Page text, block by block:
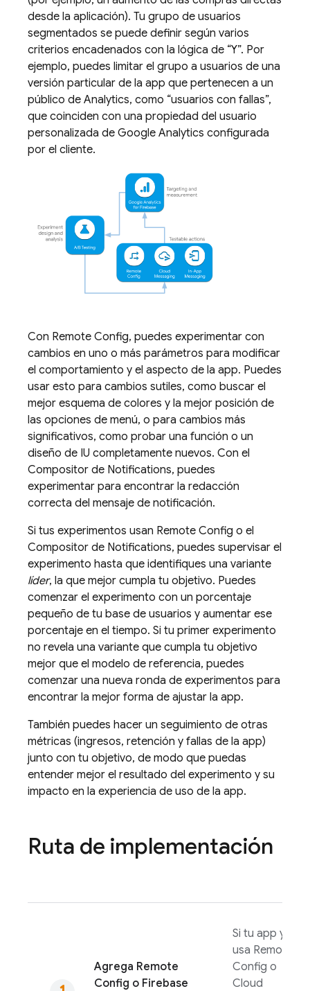
desde la aplicación). Tu grupo de usuarios
segmentados se puede definir según varios
criterios encadenados con la lógica de “Y”. Por
ejemplo, puedes limitar el grupo a usuarios de una
versión particular de la app que pertenecen a un
público de Analytics, como “usuarios con fallas”,
que coinciden con una propiedad del usuario
personalizada de Google Analytics configurada
por el cliente.
Con Remote Config, puedes experimentar con
cambios en uno o más parámetros para modificar
el comportamiento y el aspecto de la app. Puedes
usar esto para cambios sutiles, como buscar el
mejor esquema de colores y la mejor posición de
las opciones de menú, o para cambios más
significativos, como probar una función o un
diseño de IU completamente nuevos. Con el
Compositor de Notifications, puedes
experimentar para encontrar la redacción
correcta del mensaje de notificación.
Si tus experimentos usan Remote Config o el
Compositor de Notifications, puedes supervisar el
experimento hasta que identifiques una variante
líder, la que mejor cumpla tu objetivo. Puedes
comenzar el experimento con un porcentaje
pequeño de tu base de usuarios y aumentar ese
porcentaje en el tiempo. Si tu primer experimento
no revela una variante que cumpla tu objetivo
mejor que el modelo de referencia, puedes
comenzar una nueva ronda de experimentos para
encontrar la mejor forma de ajustar la app.
También puedes hacer un seguimiento de otras
métricas (ingresos, retención y fallas de la app)
junto con tu objetivo, de modo que puedas
entender mejor el resultado del experimento y su
impacto en la experiencia de uso de la app.
Ruta de implementación
Agrega Remote
Config o Firebase
Si tu app ya
usa Remote
Config o
Cloud